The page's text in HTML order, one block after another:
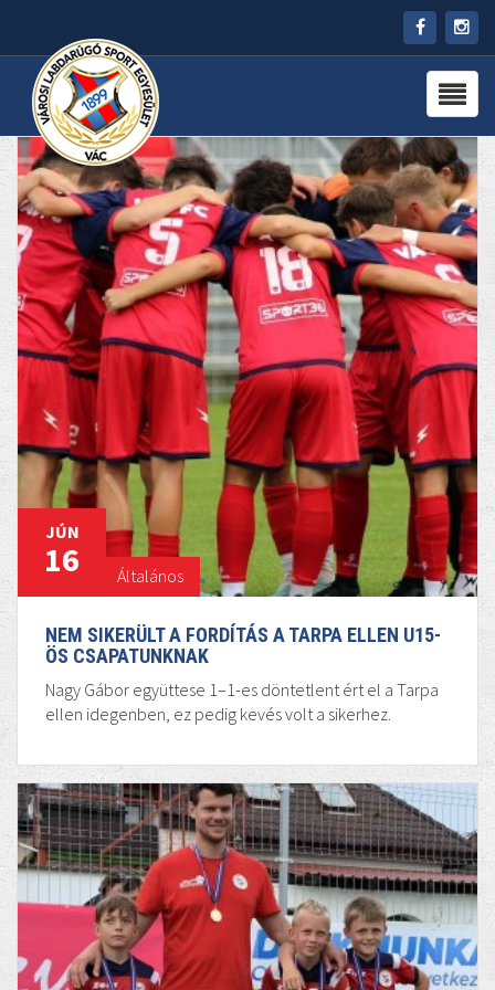
Általános
JÚN
16
NEM SIKERÜLT A FORDÍTÁS A TARPA ELLEN U15-
ÖS CSAPATUNKNAK
Nagy Gábor együttese 1–1-es döntetlent ért el a Tarpa
ellen idegenben, ez pedig kevés volt a sikerhez.
HÍREK
RÓLUNK
CSAPATOK
PARTNEREK
PROGRAMOK
KAPCSOLAT